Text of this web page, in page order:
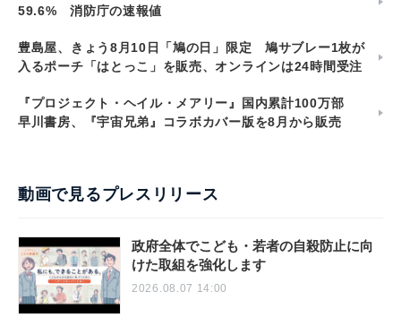
59.6% 消防庁の速報値
豊島屋、きょう8月10日「鳩の日」限定 鳩サブレー1枚が
入るポーチ「はとっこ」を販売、オンラインは24時間受注
『プロジェクト・ヘイル・メアリー』国内累計100万部
早川書房、『宇宙兄弟』コラボカバー版を8月から販売
動画で見るプレスリリース
政府全体でこども・若者の自殺防止に向
けた取組を強化します
2026.08.07 14:00